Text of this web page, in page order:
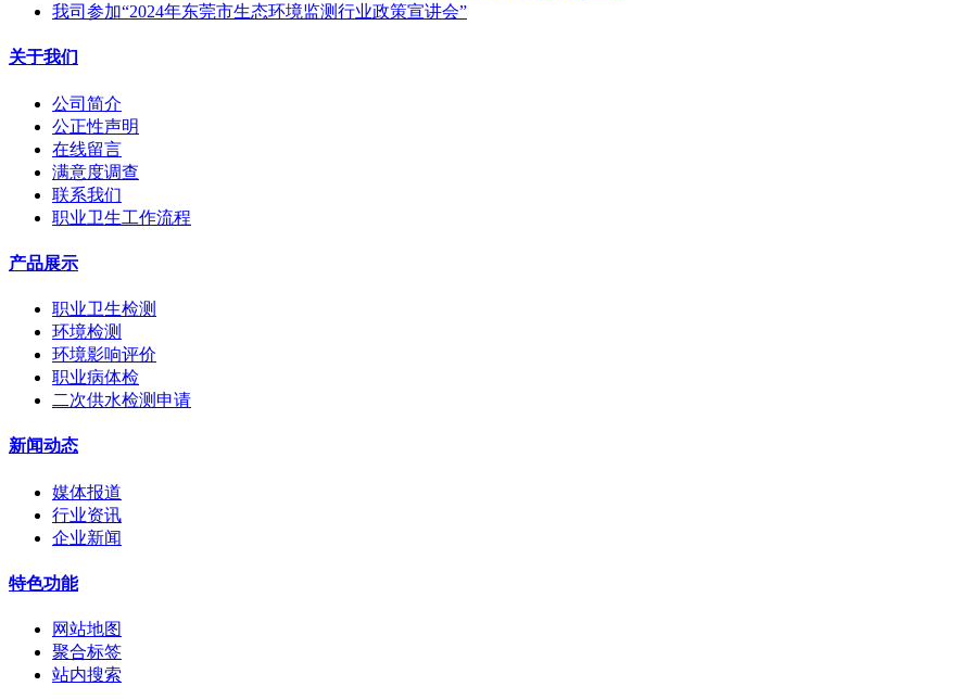
我司参加“2024年东莞市生态环境监测行业政策宣讲会”
关于我们
公司简介
公正性声明
在线留言
满意度调查
联系我们
职业卫生工作流程
产品展示
职业卫生检测
环境检测
环境影响评价
职业病体检
二次供水检测申请
新闻动态
媒体报道
行业资讯
企业新闻
特色功能
网站地图
聚合标签
站内搜索